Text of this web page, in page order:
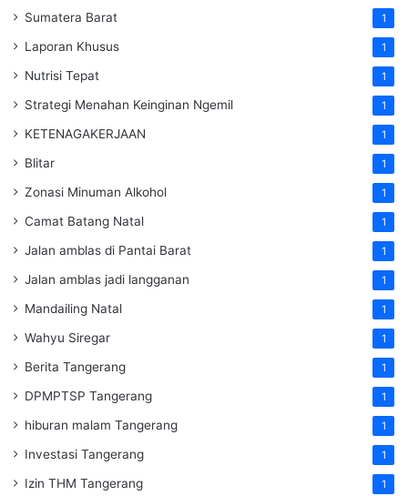
Sumatera Barat 1
Laporan Khusus 1
Nutrisi Tepat 1
Strategi Menahan Keinginan Ngemil 1
KETENAGAKERJAAN 1
Blitar 1
Zonasi Minuman Alkohol 1
Camat Batang Natal 1
Jalan amblas di Pantai Barat 1
Jalan amblas jadi langganan 1
Mandailing Natal 1
Wahyu Siregar 1
Berita Tangerang 1
DPMPTSP Tangerang 1
hiburan malam Tangerang 1
Investasi Tangerang 1
Izin THM Tangerang 1